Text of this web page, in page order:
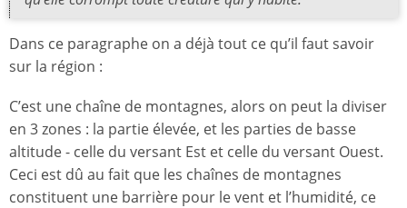
Dans ce paragraphe on a déjà tout ce qu’il faut savoir
sur la région :
C’est une chaîne de montagnes, alors on peut la diviser
en 3 zones : la partie élevée, et les parties de basse
altitude - celle du versant Est et celle du versant Ouest.
Ceci est dû au fait que les chaînes de montagnes
constituent une barrière pour le vent et l’humidité, ce